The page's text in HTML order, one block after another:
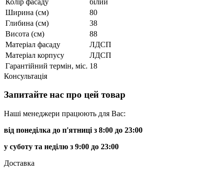
Ширина (см)
80
Глибина (см)
38
Висота (см)
88
Матеріал фасаду
ЛДСП
Матеріал корпусу
ЛДСП
Гарантійний термін, міс. 18
Консультація
Запитайте нас про цей товар
Наші менеджери працюють для Вас:
від понеділка до п'ятниці з 8:00 до 23:00
у суботу та неділю з 9:00 до 23:00
Доставка